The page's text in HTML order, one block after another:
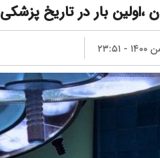
بار در تاریخ پزشکی